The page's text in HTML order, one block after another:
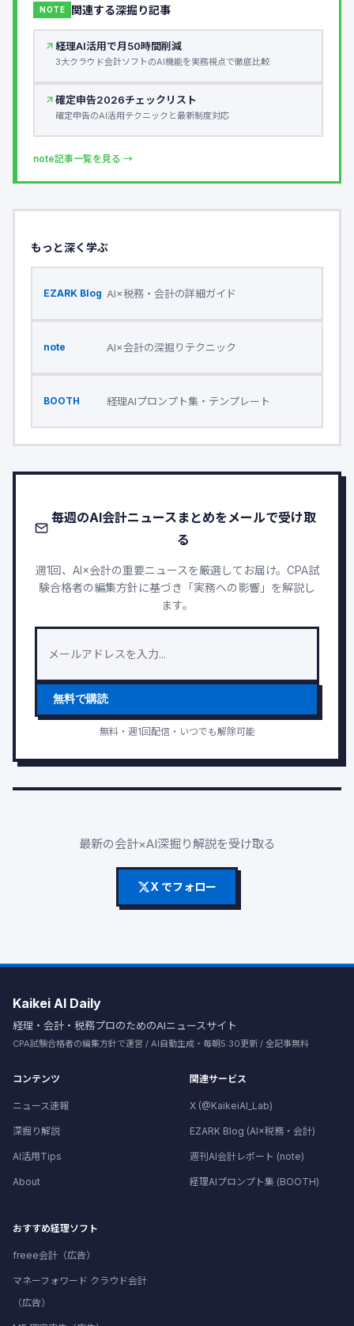
NOTE 関連する深掘り記事
経理AI活用で月50時間削減
3大クラウド会計ソフトのAI機能を実務視点で徹底比較
確定申告2026チェックリスト
確定申告のAI活用テクニックと最新制度対応
note記事一覧を見る →
もっと深く学ぶ
EZARK Blog AI×税務・会計の詳細ガイド
note AI×会計の深掘りテクニック
BOOTH 経理AIプロンプト集・テンプレート
毎週のAI会計ニュースまとめをメールで受け取
る
週1回、AI×会計の重要ニュースを厳選してお届け。CPA試
験合格者の編集方針に基づき「実務への影響」を解説し
ます。
無料で購読
無料・週1回配信・いつでも解除可能
最新の会計×AI深掘り解説を受け取る
X でフォロー
Kaikei AI Daily
経理・会計・税務プロのためのAIニュースサイト
CPA試験合格者の編集方針で運営 / AI自動生成・毎朝5:30更新 / 全記事無料
コンテンツ
ニュース速報
深掘り解説
AI活用Tips
About
関連サービス
X (@KaikeiAI_Lab)
EZARK Blog (AI×税務・会計)
週刊AI会計レポート (note)
経理AIプロンプト集 (BOOTH)
おすすめ経理ソフト
freee会計（広告）
マネーフォワード クラウド会計
（広告）